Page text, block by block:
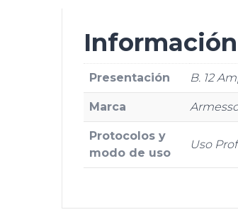
Presentación B. 12
Marca
Protocolos y
modo de uso
Uso